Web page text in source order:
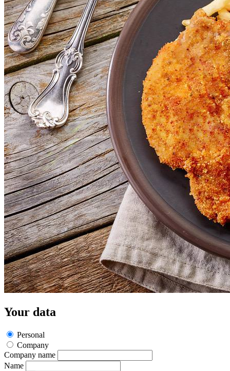
Your data
Personal
Company
Company name
Name